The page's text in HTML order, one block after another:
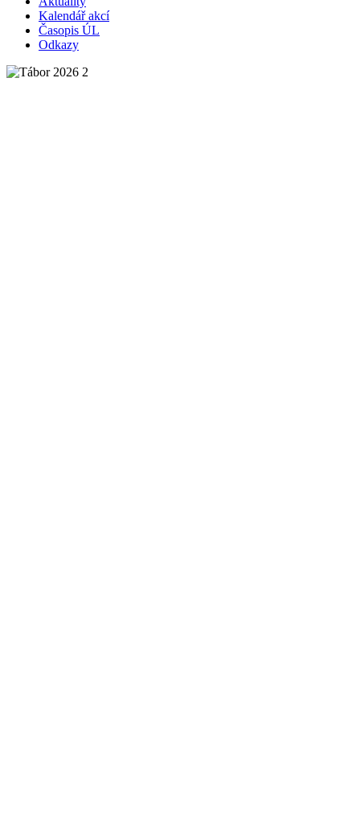
Kalendář akcí
Časopis ÚL
Odkazy